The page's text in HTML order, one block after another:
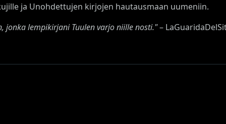
ja Unohdettujen kirjojen hautausmaan uumeniin.
jonka lempikirjani Tuulen varjo niille nosti."–